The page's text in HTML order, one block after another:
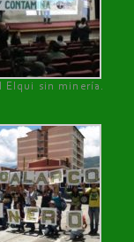
Elqui sin minería.